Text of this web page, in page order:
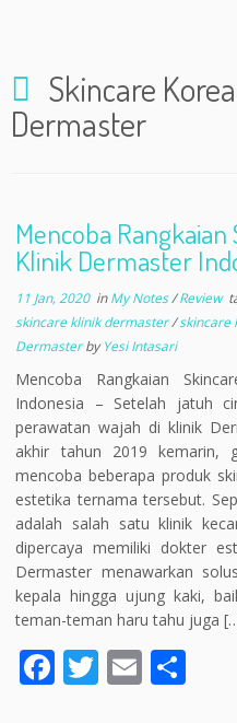
Skincare
Dermaster
Mencoba
Klinik Dermaster
11 Jan, 2020inMy Notes/Review
skincare klinik dermaster/skincare
DermasterbyYesi Intasari
Mencoba Rangkaian
Indonesia – Setelah jatuh
perawatan wajah di klinik
akhir tahun 2019 kemarin,
mencoba beberapa produk
estetika ternama tersebut.
adalah salah satu klinik
dipercaya memiliki dokter
Dermaster menawarkan
kepala hingga ujung kaki,
teman-teman haru tahu juga
F T E